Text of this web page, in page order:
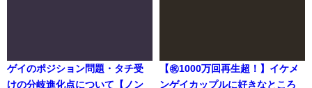
ゲイのポジション問題・タチ受
けの分岐進化点について【ノン
【㊗️1000万回再生超！】イケメ
ンゲイカップルに好きなところ